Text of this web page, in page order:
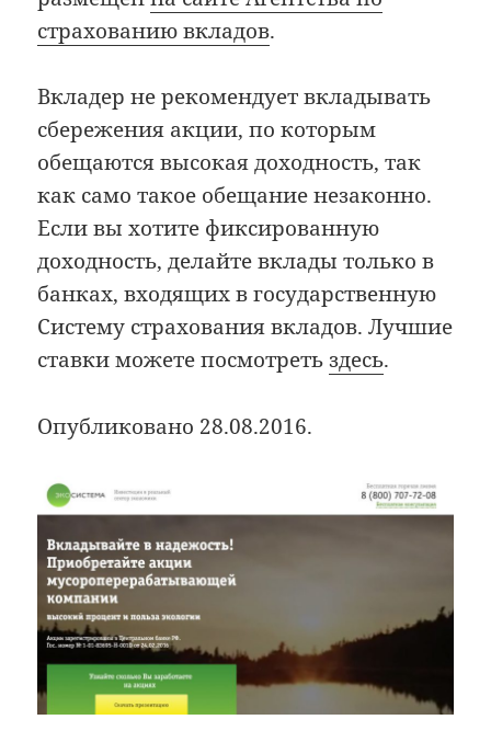
страхованию вкладов.
Вкладер не рекомендует вкладывать
сбережения акции, по которым
обещаются высокая доходность, так
как само такое обещание незаконно.
Если вы хотите фиксированную
доходность, делайте вклады только в
банках, входящих в государственную
Систему страхования вкладов. Лучшие
ставки можете посмотретьздесь.
Опубликовано 28.08.2016.